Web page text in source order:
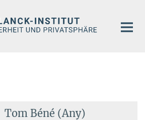
Tom Béné (Any)